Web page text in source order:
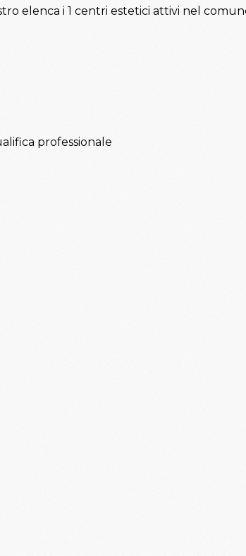
elenca i 1 centri estetici attivi nel
professionale